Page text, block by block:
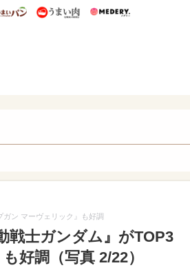
集
いめし うまいパン うまい肉
ガン マーヴェリック』も好調
戦士ガンダム』がTOP3
好調（写真 2/22）